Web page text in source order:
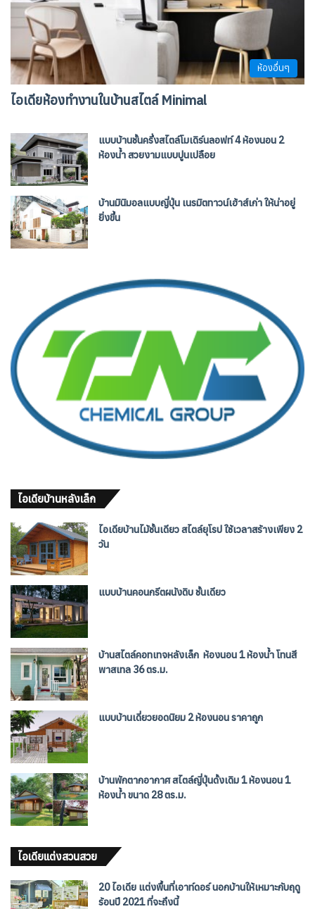
ห้องอื่นๆ
ไอเดียห้องทํางานในบ้านสไตล์ Minimal
แบบบ้านชั้นครึ่งสไตล์โมเดิร์นลอฟท์ 4 ห้องนอน 2
ห้องน้ำ สวยงามแบบปูนเปลือย
บ้านมินิมอลแบบญี่ปุ่น เนรมิตทาวน์เฮ้าส์เก่า ให้น่าอยู่
ยิ่งขึ้น
ไอเดียบ้านหลังเล็ก
ไอเดียบ้านไม้ชั้นเดียว สไตล์ยุโรป ใช้เวลาสร้างเพียง 2
วัน
แบบบ้านคอนกรีตผนังดิบ ชั้นเดียว
บ้านสไตล์คอทเทจหลังเล็ก ห้องนอน 1 ห้องน้ำ โทนสี
พาสเทล 36 ตร.ม.
แบบบ้านเดี่ยวยอดนิยม 2 ห้องนอน ราคาถูก
บ้านพักตากอากาศ สไตล์ญี่ปุ่นดั้งเดิม 1 ห้องนอน 1
ห้องน้ำ ขนาด 28 ตร.ม.
ไอเดียแต่งสวนสวย
20 ไอเดีย แต่งพื้นที่เอาท์ดอร์ นอกบ้านให้เหมาะกับฤดู
ร้อนปี 2021 ที่จะถึงนี้